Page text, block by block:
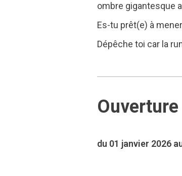
ombre gigantesque
Es-tu prêt(e) à
Dépêche toi car la
Ouverture
du 01 janvier 2026